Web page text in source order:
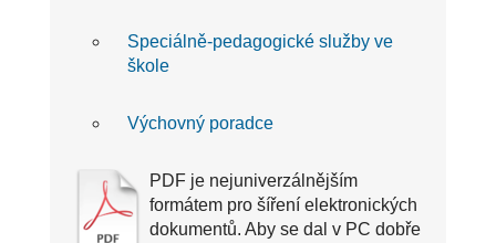
Speciálně-pedagogické služby ve
škole
Výchovný poradce
PDF je nejuniverzálnějším
formátem pro šíření elektronických
dokumentů. Aby se dal v PC dobře